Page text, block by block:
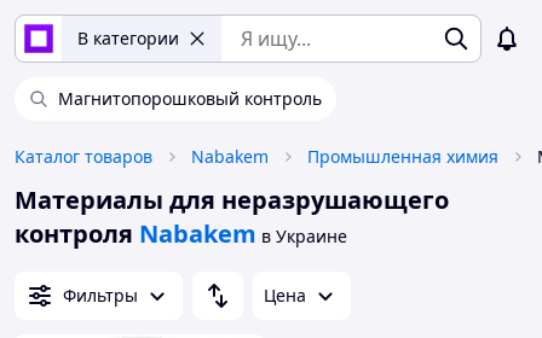
В категории
Магнитопорошковый контроль
Каталог товаров Nabakem Промышленная химия
Материалы для неразрушающего
контроля Nabakem в Украине
Фильтры Цена